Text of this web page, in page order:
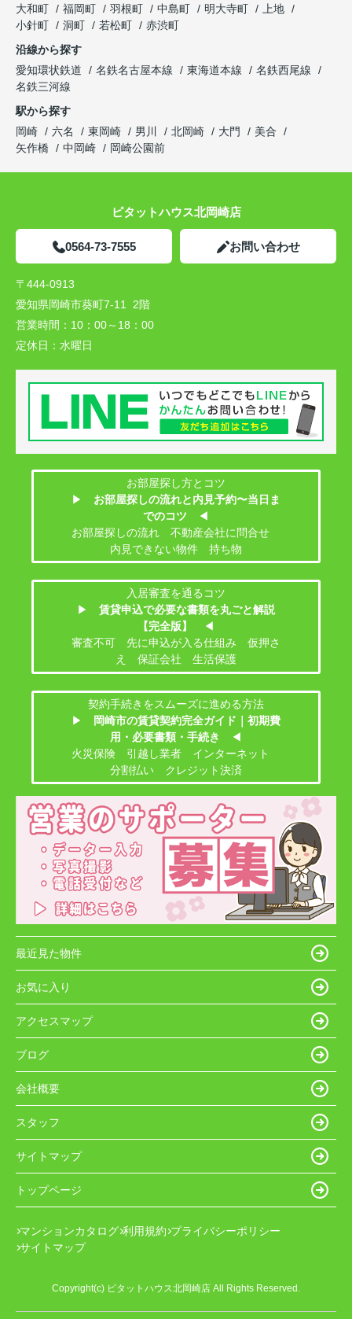
大和町
福岡町 羽根町 中島町 明大寺町
上地
小針町
洞町 若松町
赤渋町
沿線から探す
愛知環状鉄道
名鉄名古屋本線 東海道本線
名鉄西尾線
名鉄三河線
駅から探す
岡崎
六名 東岡崎 男川 北岡崎 大門
美合
矢作橋
中岡崎 岡崎公園前
ピタットハウス北岡崎店
0564-73-7555 お問い合わせ
〒444-0913
愛知県岡崎市葵町7-11 2階
営業時間： 10：00～18：00
定休日： 水曜日
お部屋探し方とコツ
▶
お部屋探しの流れと内見予約〜当日ま
でのコツ
◀
お部屋探しの流れ 不動産会社に問合せ
内見できない物件 持ち物
入居審査を通るコツ
▶
賃貸申込で必要な書類を丸ごと解説
【完全版】
◀
審査不可 先に申込が入る仕組み 仮押さ
え 保証会社 生活保護
契約手続きをスムーズに進める方法
▶
岡崎市の賃貸契約完全ガイド｜初期費
用・必要書類・手続き
◀
火災保険 引越し業者 インターネット
分割払い クレジット決済
最近見た物件
お気に入り
アクセスマップ
ブログ
会社概要
スタッフ
サイトマップ
トップページ
マンションカタログ 利用規約 プライバシーポリシー
サイトマップ
Copyright(c) ピタットハウス北岡崎店 All Rights Reserved.